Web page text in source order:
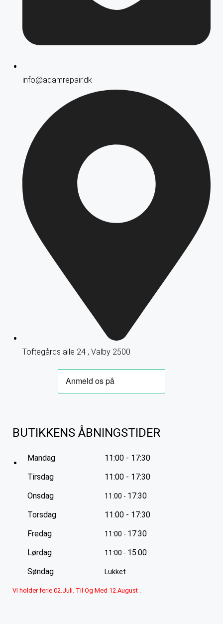
info@adamrepair.dk
Toftegårds alle 24 , Valby 2500
BUTIKKENS ÅBNINGSTIDER
Mandag
11:00 - 17:30
Tirsdag
11:00 - 17:30
Onsdag
11:00 - 17:30
Torsdag
11:00 - 17:30
Fredag
11:00 - 17:30
Lørdag
11:00 - 15:00
Søndag
Lukket
Vi holder ferie 02.Juli. Til Og Med 12.August .